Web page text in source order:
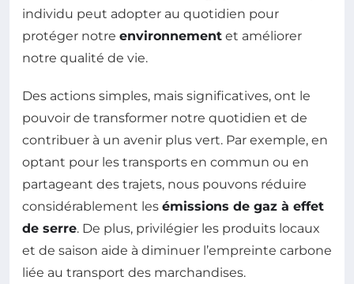
individu peut adopter au quotidien pour
protéger notre environnement et améliorer
notre qualité de vie.
Des actions simples, mais significatives, ont le
pouvoir de transformer notre quotidien et de
contribuer à un avenir plus vert. Par exemple, en
optant pour les transports en commun ou en
partageant des trajets, nous pouvons réduire
considérablement les émissions de gaz à effet
de serre. De plus, privilégier les produits locaux
et de saison aide à diminuer l’empreinte carbone
liée au transport des marchandises.